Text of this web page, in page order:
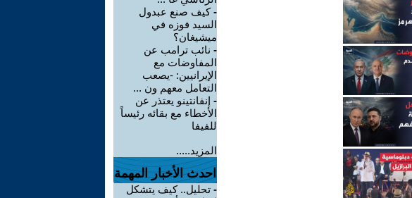
-كيف صنع عبدول
السيد فوزه في
ميشيغان؟
- نائب ترامب عن
المفاوضات مع
الإيرانيين: -يصعب
التعامل معهم ون ...
- إنفانتينو يعتذر عن
الأخطاء مع بقائه رئيساً
للفيفا
المزيد.....
احدث الأخبار المهمة
- تحليل.. كيف يتشكل